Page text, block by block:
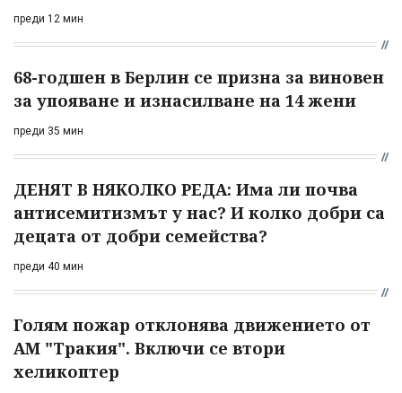
преди 12 мин
68-годшен в Берлин се призна за виновен
за упояване и изнасилване на 14 жени
преди 35 мин
ДЕНЯТ В НЯКОЛКО РЕДА: Има ли почва
антисемитизмът у нас? И колко добри са
децата от добри семейства?
преди 40 мин
Голям пожар отклонява движението от
АМ "Тракия". Включи се втори
хеликоптер